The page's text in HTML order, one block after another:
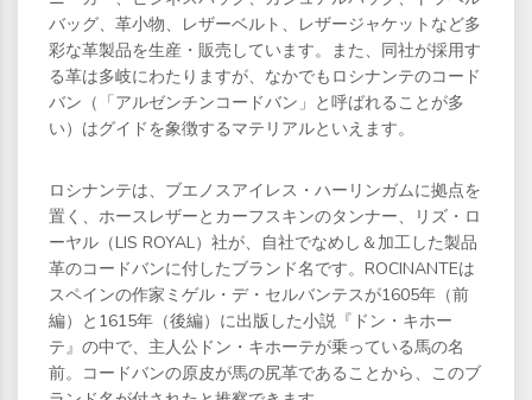
バッグ、革小物、レザーベルト、レザージャケットなど多
彩な革製品を生産・販売しています。また、同社が採用す
る革は多岐にわたりますが、なかでもロシナンテのコード
バン（「アルゼンチンコードバン」と呼ばれることが多
い）はグイドを象徴するマテリアルといえます。
ロシナンテは、ブエノスアイレス・ハーリンガムに拠点を
置く、ホースレザーとカーフスキンのタンナー、リズ・ロ
ーヤル（LIS ROYAL）社が、自社でなめし＆加工した製品
革のコードバンに付したブランド名です。ROCINANTEは
スペインの作家ミゲル・デ・セルバンテスが1605年（前
編）と1615年（後編）に出版した小説『ドン・キホー
テ』の中で、主人公ドン・キホーテが乗っている馬の名
前。コードバンの原皮が馬の尻革であることから、このブ